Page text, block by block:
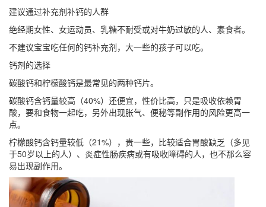
建议通过补充剂补钙的人群
绝经期女性、女运动员、乳糖不耐受或对牛奶过敏的人、素食者。
不建议宝宝吃任何的钙补充剂，大一些的孩子可以吃。
钙剂的选择
碳酸钙和柠檬酸钙是最常见的两种钙片。
碳酸钙含钙量较高（40%）还便宜，性价比高，只是吸收依赖胃
酸，要和食物一起吃，另外出现胀气、便秘等副作用的风险更高一
点。
柠檬酸钙含钙量较低（21%），贵一些，比较适合胃酸缺乏（多见
于50岁以上的人）、炎症性肠疾病或有吸收障碍的人，也不那么容
易出现副作用。